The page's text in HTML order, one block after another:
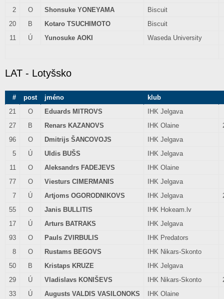
2
O Shonsuke YONEYAMA
Biscuit
20
B Kotaro TSUCHIMOTO
Biscuit
11
Ú Yunosuke AOKI Waseda University
LAT - Lotyšsko
# post jméno
klub
21
O Eduards MITROVS
IHK Jelgava
27
B Renars KAZANOVS IHK Olaine
96
O Dmitrijs ŠANCOVOJS
IHK Jelgava
5
Ú Uldis BUŠS
IHK Jelgava
11
O Aleksandrs FADEJEVS
IHK Olaine
77
O Viesturs CIMERMANIS
IHK Jelgava
7
Ú Artjoms OGORODNIKOVS IHK Jelgava
55
O Janis BULLITIS
IHK Hokeam.lv
17
Ú Arturs BATRAKS
IHK Jelgava
93
O Pauls ZVIRBULIS
IHK Predators
8
O Rustams BEGOVS
IHK Nikars-Skonto
50
B Kristaps KRUZE
IHK Jelgava
29
Ú Vladislavs KONIŠEVS IHK Nikars-Skonto
33
Ú Augusts VALDIS VASILONOKS IHK Olaine